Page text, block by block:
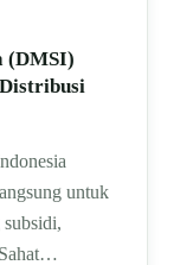
(DMSI)
untuk